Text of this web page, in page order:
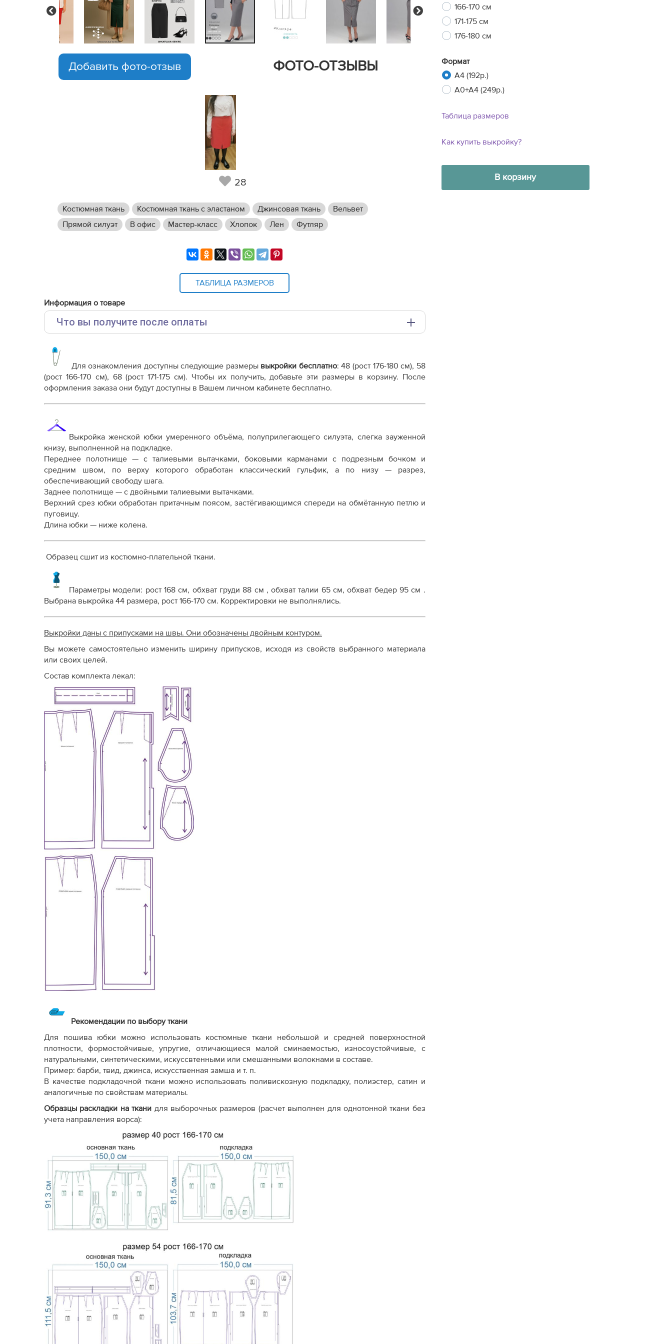
Previous Next
166-170 см
171-175 см
176-180 см
Формат
A4 (192р.)
A0+A4 (249р.)
Таблица размеров
Как купить выкройку?
В корзину
ФОТО-ОТЗЫВЫ
Добавить фото-отзыв
28
Костюмная ткань Костюмная ткань с эластаном Джинсовая ткань
Вельвет
Прямой силуэт
В офис Мастер-класс Хлопок Лен Футляр
ТАБЛИЦА РАЗМЕРОВ
Информация о товаре
Что вы получите после оплаты
Выкройка PDF для печати на принтере A4 или плоттере A0 с шириной печати 810мм в зависимости
от выбора формата
Инструкция----юбка-Клэр114.pdf
Юбка-Клэр114-корректировки.pdf
Дополнительные файлы:
Справочник - виды швов
Терминология машинных работ
Терминология ВТО
Дополнение к технологии пошива
Как распечатывать выкройки
Как скорректировать готовую выкройку по росту
Для ознакомления доступны следующие размеры выкройки бесплатно: 48 (рост 176-180 см), 58
(рост 166-170 см), 68 (рост 171-175 см). Чтобы их получить, добавьте эти размеры в корзину. После
оформления заказа они будут доступны в Вашем личном кабинете бесплатно.
Выкройка женской юбки умеренного объёма, полуприлегающего силуэта, слегка зауженной
книзу, выполненной на подкладке.
Переднее полотнище — с талиевыми вытачками, боковыми карманами с подрезным бочком и
средним швом, по верху которого обработан классический гульфик, а по низу — разрез,
обеспечивающий свободу шага.
Заднее полотнище — с двойными талиевыми вытачками.
Верхний срез юбки обработан притачным поясом, застёгивающимся спереди на обмётанную петлю и
пуговицу.
Длина юбки — ниже колена.
Образец сшит из костюмно-плательной ткани.
Параметры модели: рост 168 см, обхват груди 88 см , обхват талии 65 см, обхват бедер 95 см .
Выбрана выкройка 44 размера, рост 166-170 см. Корректировки не выполнялись.
Выкройки даны с припусками на швы. Они обозначены двойным контуром.
Вы можете самостоятельно изменить ширину припусков, исходя из свойств выбранного материала
или своих целей.
Состав комплекта лекал:
Рекомендации по выбору ткани
Для пошива юбки можно использовать костюмные ткани небольшой и средней поверхностной
плотности, формостойчивые, упругие, отличающиеся малой сминаемостью, износоустойчивые, с
натуральными, синтетическими, искуссвтенными или смешанными волокнами в составе.
Пример: барби, твид, джинса, искусственная замша и т. п.
В качестве подкладочной ткани можно использовать поливискозную подкладку, полиэстер, сатин и
аналогичные по свойствам материалы.
Образцы раскладки на ткани для выборочных размеров (расчет выполнен для однотонной ткани без
учета направления ворса):